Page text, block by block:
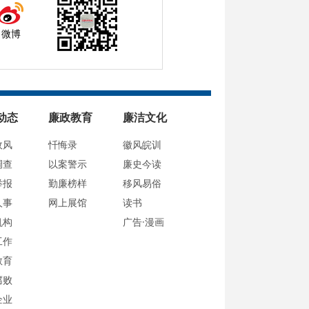
微博
态
风
查
报
事
构
作
育
败
业
廉政教育
忏悔录
以案警示
勤廉榜样
网上展馆
廉洁文化
徽风皖训
廉史今读
移风易俗
读书
广告·漫画